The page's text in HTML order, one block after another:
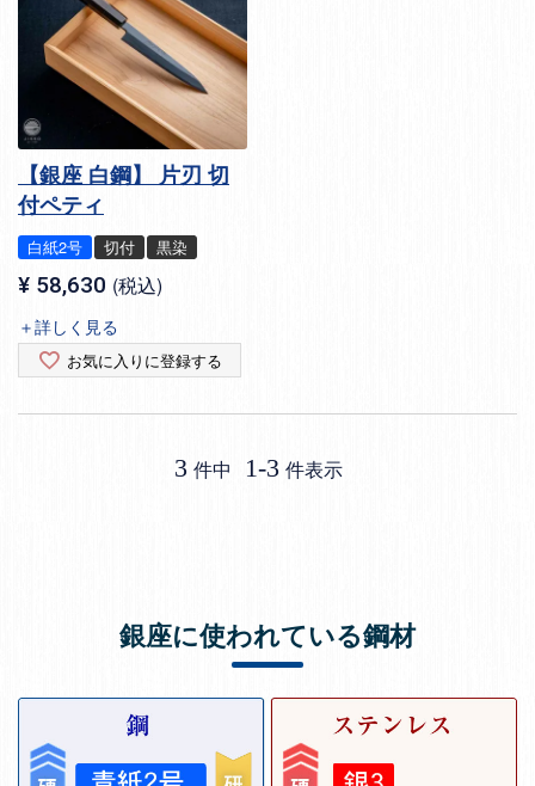
【銀座 白鋼】 片刃 切
付ペティ
白紙2号 切付 黒染
¥ 58,630 税込
＋詳しく見る
お気に入りに登録する
3 件中 1-3 件表示
銀座に使われている鋼材